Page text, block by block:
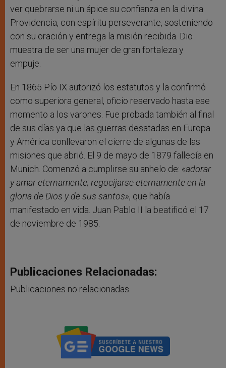
ver quebrarse ni un ápice su confianza en la divina
Providencia, con espíritu perseverante, sosteniendo
con su oración y entrega la misión recibida. Dio
muestra de ser una mujer de gran fortaleza y
empuje.
En 1865 Pío IX autorizó los estatutos y la confirmó
como superiora general, oficio reservado hasta ese
momento a los varones. Fue probada también al final
de sus días ya que las guerras desatadas en Europa
y América conllevaron el cierre de algunas de las
misiones que abrió. El 9 de mayo de 1879 fallecía en
Munich. Comenzó a cumplirse su anhelo de: «adorar
y amar eternamente; regocijarse eternamente en la
gloria de Dios y de sus santos», que había
manifestado en vida. Juan Pablo II la beatificó el 17
de noviembre de 1985.
Publicaciones Relacionadas:
Publicaciones no relacionadas.